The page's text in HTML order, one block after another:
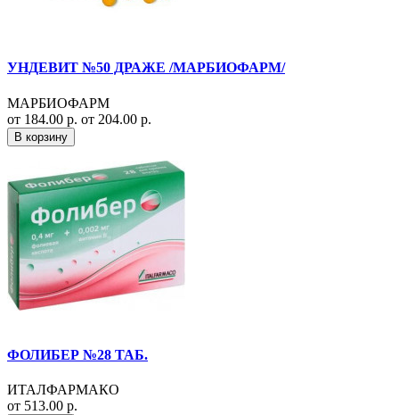
УНДЕВИТ №50 ДРАЖЕ /МАРБИОФАРМ/
МАРБИОФАРМ
от 184.00 р. от 204.00 р.
В корзину
ФОЛИБЕР №28 ТАБ.
ИТАЛФАРМАКО
от 513.00 р.